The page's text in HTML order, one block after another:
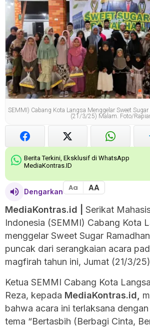
SEMMI) Cabang Kota Langsa Menggelar Sweet
(21/3/25) Malam. Foto/
Berita Terkini, Eksklusif di WhatsApp
MediaKontras.ID
Dengarkan Aa AA
MediaKontras.id
Serikat
Indonesia (SEMMI) Cabang Kota
menggelar Sweet Sugar
puncak dari serangkaian acara
magfirah tahun ini, Jumat (21/3/
Ketua SEMMI Cabang Kota
Reza, kepada MediaKontras.id
bahwa acara ini terlaksana
tema “Bertasbih (Berbagi Cinta,